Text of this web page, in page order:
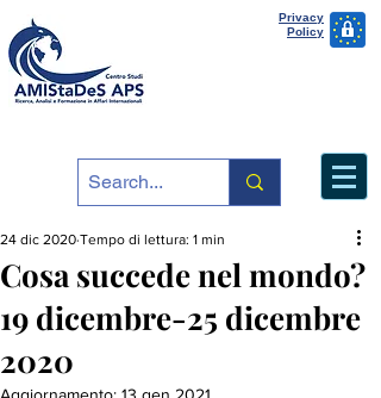
Privacy
Policy
Cosa succede nel mondo?
19 dicembre-25 dicembre
2020
24 dic 2020 Tempo di lettura: 1 min